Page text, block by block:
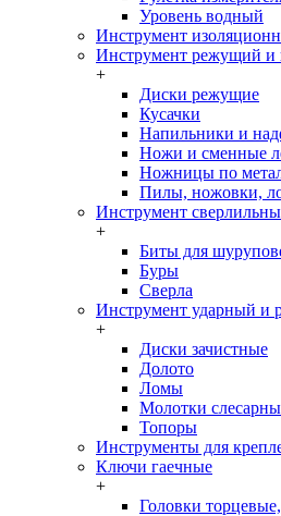
Уровень водный
Инструмент
Инструмент режущий и
+
Диски режущие
Кусачки
Напильники и
Ножи и сменные
Ножницы по
Пилы, ножовки,
Инструмент
+
Биты для
Буры
Сверла
Инструмент ударный и
+
Диски зачистные
Долото
Ломы
Молотки
Топоры
Инструменты для
Ключи гаечные
+
Головки